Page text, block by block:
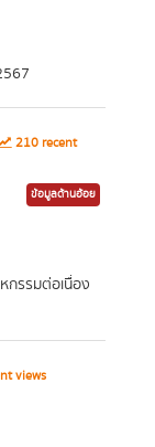
210 recent
ข้อมูลด้านอ้อย
กรรมต่อเนื่อง
views